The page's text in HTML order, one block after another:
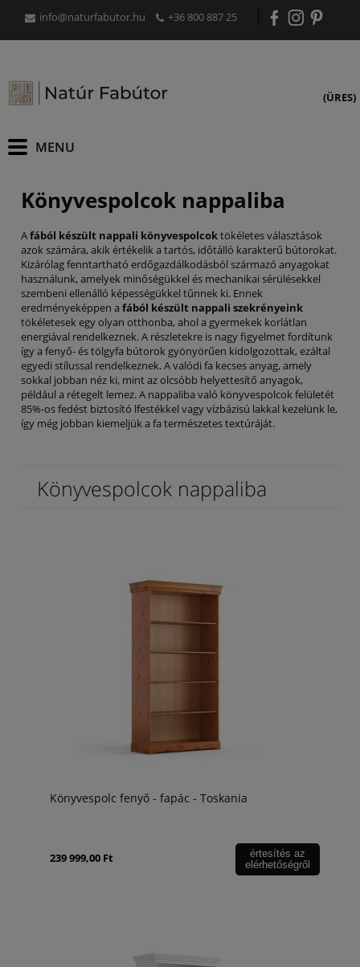
info@naturfabutor.hu +36 800 887 25
(ÜRES)
Könyvespolcok nappaliba
Afából készült nappali könyvespolcoktökéletes választások
azok számára, akik értékelik a tartós, időtálló karakterű bútorokat.
Kizárólag fenntartható erdőgazdálkodásból származó anyagokat
használunk, amelyek minőségükkel és mechanikai sérülésekkel
szembeni ellenálló képességükkel tűnnek ki. Ennek
eredményeképpen a fából készült nappali szekrényeink
tökéletesek egy olyan otthonba, ahol a gyermekek korlátlan
energiával rendelkeznek. A részletekre is nagy figyelmet fordítunk
így a fenyő- és tölgyfa bútorok gyönyörűen kidolgozottak, ezáltal
egyedi stílussal rendelkeznek. A valódi fa kecses anyag, amely
sokkal jobban néz ki, mint az olcsóbb helyettesítő anyagok,
például a rétegelt lemez. A nappaliba való könyvespolcok felületét
85%-os fedést biztosító lfestékkel vagy vízbázisú lakkal kezelünk le,
így még jobban kiemeljük a fa természetes textúráját.
Könyvespolcok nappaliba
Könyvespolc fenyő - fapác - Toskania
239 999,00 Ft
értesítés az
elérhetőségről